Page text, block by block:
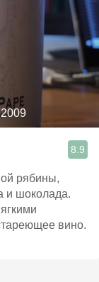
8.9
рябины,
и шоколада.
вино.